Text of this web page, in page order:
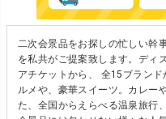
二次会景品をお探しの忙しい幹
を私共がご提案致します。ディ
アチケットから、 全15ブラン
ルメや、豪華スイーツ。カレー
た、全国からえらべる温泉旅行